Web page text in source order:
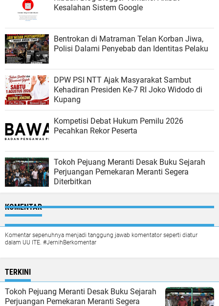
Kesalahan Sistem Google
Bentrokan di Matraman Telan Korban Jiwa,
Polisi Dalami Penyebab dan Identitas Pelaku
DPW PSI NTT Ajak Masyarakat Sambut
Kehadiran Presiden Ke-7 RI Joko Widodo di
Kupang
Kompetisi Debat Hukum Pemilu 2026
Pecahkan Rekor Peserta
Tokoh Pejuang Meranti Desak Buku Sejarah
Perjuangan Pemekaran Meranti Segera
Diterbitkan
KOMENTAR
Komentar sepenuhnya menjadi tanggung jawab komentator seperti diatur
dalam UU ITE. #JernihBerkomentar
TERKINI
Tokoh Pejuang Meranti Desak Buku Sejarah
Perjuangan Pemekaran Meranti Segera